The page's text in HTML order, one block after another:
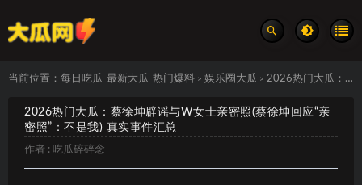
当前位置： 每日吃瓜-最新大瓜-热门爆料 > 娱乐圈大瓜 > 2026热门大瓜：蔡徐坤辟谣与W女士亲密照(蔡徐坤回应“亲密照”：不是我) 真实事件汇总
2026热门大瓜：蔡徐坤辟谣与W女士亲密照(蔡徐坤回应“亲
密照”：不是我) 真实事件汇总
作者 : 吃瓜碎碎念